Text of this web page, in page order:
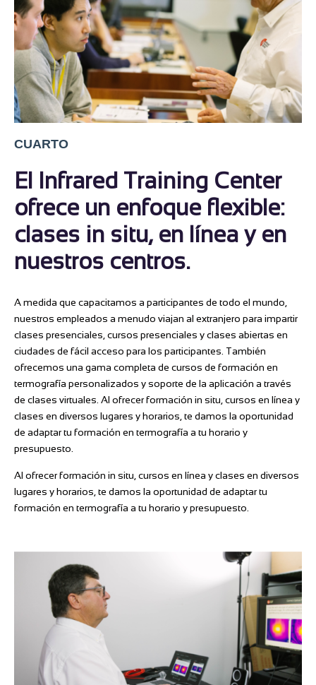
CUARTO
El Infrared Training Center
ofrece un enfoque flexible:
clases in situ, en línea y en
nuestros centros.
A medida que capacitamos a participantes de todo el mundo,
nuestros empleados a menudo viajan al extranjero para impartir
clases presenciales, cursos presenciales y clases abiertas en
ciudades de fácil acceso para los participantes. También
ofrecemos una gama completa de cursos de formación en
termografía personalizados y soporte de la aplicación a través
de clases virtuales. Al ofrecer formación in situ, cursos en línea y
clases en diversos lugares y horarios, te damos la oportunidad
de adaptar tu formación en termografía a tu horario y
presupuesto.
Al ofrecer formación in situ, cursos en línea y clases en diversos
lugares y horarios, te damos la oportunidad de adaptar tu
formación en termografía a tu horario y presupuesto.